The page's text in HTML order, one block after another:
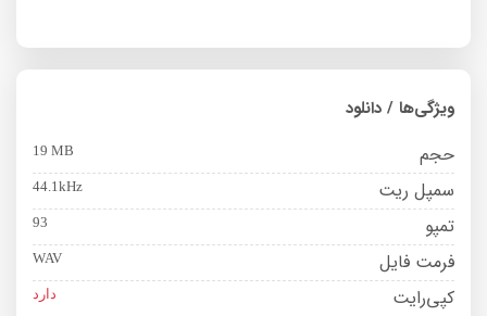
ویژگی‌ها / دانلود
حجم 19 MB
سمپل ریت 44.1kHz
تمپو 93
فرمت فایل WAV
کپی‌رایت دارد